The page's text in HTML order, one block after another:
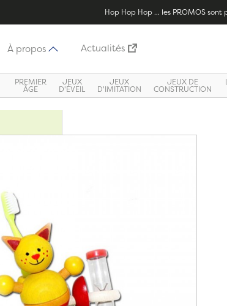
Hop Hop Hop ... les PROMOS sont
À propos Actualités
PREMIER
ÂGE
JEUX
D'ÉVEIL
JEUX
D'IMITATION
JEUX DE
CONSTRUCTION